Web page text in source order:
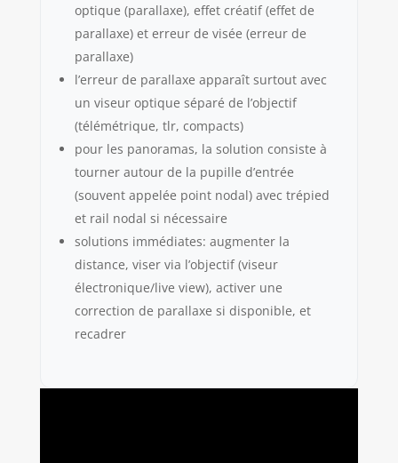
optique (parallaxe), effet créatif (effet de
parallaxe) et erreur de visée (erreur de
parallaxe)
l’erreur de parallaxe apparaît surtout avec
un viseur optique séparé de l’objectif
(télémétrique, tlr, compacts)
pour les panoramas, la solution consiste à
tourner autour de la pupille d’entrée
(souvent appelée point nodal) avec trépied
et rail nodal si nécessaire
solutions immédiates: augmenter la
distance, viser via l’objectif (viseur
électronique/live view), activer une
correction de parallaxe si disponible, et
recadrer